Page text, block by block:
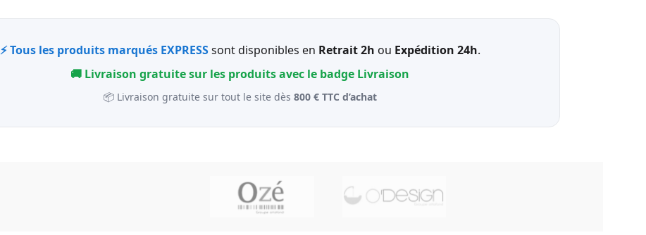
⚡ Tous les produits marqués EXPRESSsont disponibles en Retrait 2h ou Expédition 24h.
🚚 Livraison gratuite sur les produits avec le badge Livraison
📦 Livraison gratuite sur tout le site dès 800 € TTC d’achat